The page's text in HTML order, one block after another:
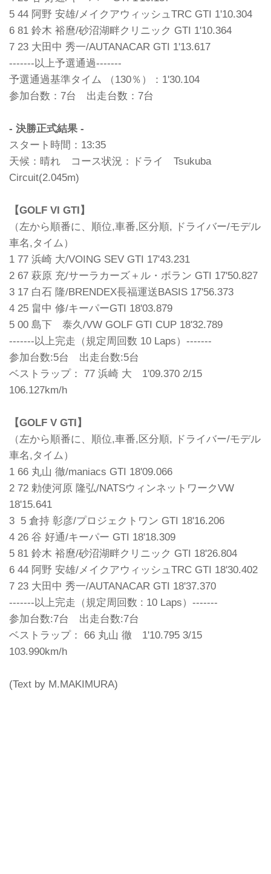
5 44 阿野 安雄/メイクアウィッシュTRC GTI 1'10.304
6 81 鈴木 裕麿/砂沼湖畔クリニック GTI 1'10.364
7 23 大田中 秀一/AUTANACAR GTI 1'13.617
-------以上予選通過-------
予選通過基準タイム （130％）：1'30.104
参加台数：7台 出走台数：7台
- 決勝正式結果 -
スタート時間：13:35
天候：晴れ コース状況：ドライ Tsukuba
Circuit(2.045m)
【GOLF VI GTI】
（左から順番に、順位,車番,区分順, ドライバー/モデル
車名,タイム）
1 77 浜崎 大/VOING SEV GTI 17'43.231
2 67 萩原 充/サーラカーズ＋ル・ボラン GTI 17'50.827
3 17 白石 隆/BRENDEX長福運送BASIS 17'56.373
4 25 畠中 修/キーパーGTI 18'03.879
5 00 島下 泰久/VW GOLF GTI CUP 18'32.789
-------以上完走（規定周回数 10 Laps）-------
参加台数:5台 出走台数:5台
ベストラップ： 77 浜崎 大 1'09.370 2/15
106.127km/h
【GOLF V GTI】
（左から順番に、順位,車番,区分順, ドライバー/モデル
車名,タイム）
1 66 丸山 徹/maniacs GTI 18'09.066
2 72 勅使河原 隆弘/NATSウィンネットワークVW
18'15.641
3 5 倉持 彰彦/プロジェクトワン GTI 18'16.206
4 26 谷 好通/キーパー GTI 18'18.309
5 81 鈴木 裕麿/砂沼湖畔クリニック GTI 18'26.804
6 44 阿野 安雄/メイクアウィッシュTRC GTI 18'30.402
7 23 大田中 秀一/AUTANACAR GTI 18'37.370
-------以上完走（規定周回数 : 10 Laps）-------
参加台数:7台 出走台数:7台
ベストラップ： 66 丸山 徹 1'10.795 3/15
103.990km/h
(Text by M.MAKIMURA)